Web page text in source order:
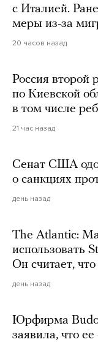
с Италией.
меры из-за
20 часов назад
Россия второй
по Киевской
в том числе
21 час назад
Сенат США
о санкциях
день назад
The Atlantic:
использовать
Он считает,
день назад
Юрфирма
заявила, что